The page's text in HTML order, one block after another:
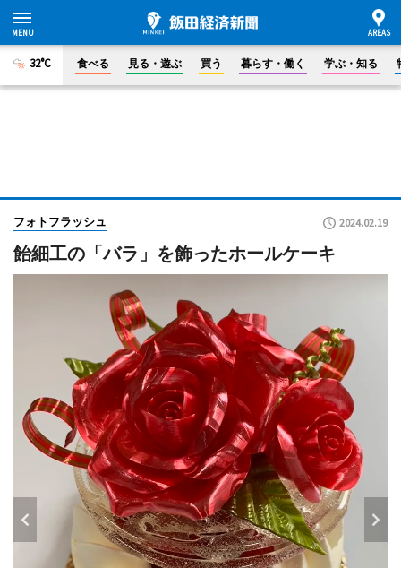
32°C 食べる 見る・遊ぶ 買う 暮らす・働く 学ぶ・知る
フォトフラッシュ 2024.02.19
飴細工の「バラ」を飾ったホールケーキ